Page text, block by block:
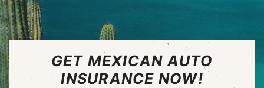
GET MEXICAN AUTO
INSURANCE NOW!